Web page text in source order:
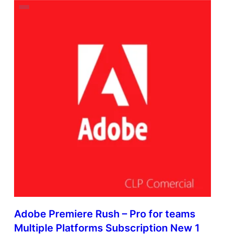
Adobe Premiere Rush – Pro for teams
Multiple Platforms Subscription New 1